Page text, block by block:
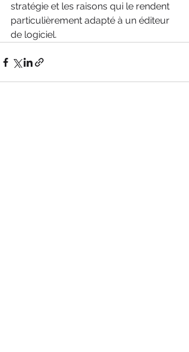
stratégie et les raisons qui le rendent
particulièrement adapté à un éditeur
de logiciel.